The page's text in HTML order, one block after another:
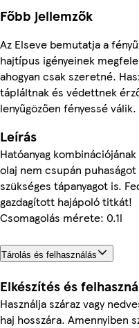
Főbb jellemzők
Az Elseve bemutatja a
hajtípus igényeinek
ahogyan csak szeretné.
tápláltnak és védettnek
lenyűgözően fényessé válik.
Leírás
Hatóanyag
olaj nem csupán
szükséges tápanyagot is.
gazdagított hajápoló titkát!
Csomagolás mérete: 0.1l
Tárolás és felhasználás
Elkészítés és
Használja száraz vagy
haj hosszára. Amennyiben